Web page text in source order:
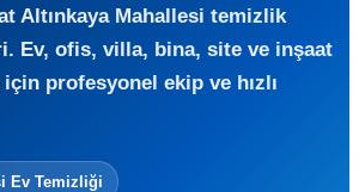
Altınkaya Mahallesi temizlik
Ev, ofis, villa, bina, site ve inşaat
profesyonel ekip ve hızlı
Ev Temizliği